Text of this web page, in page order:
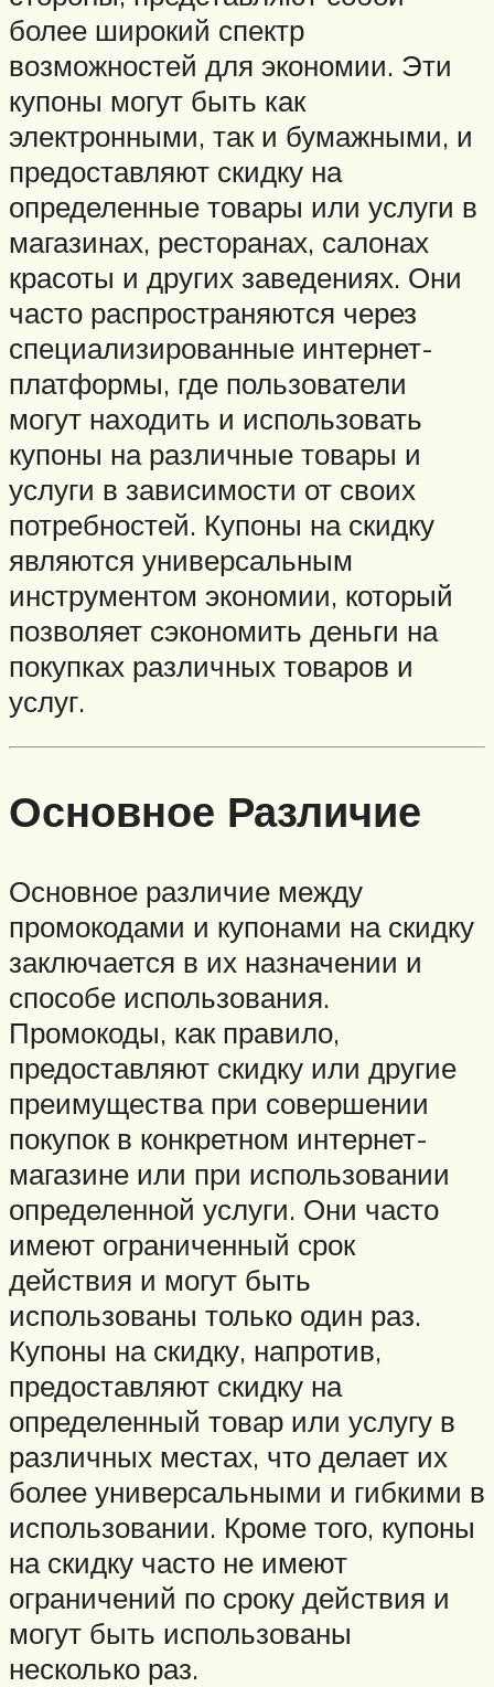
более широкий спектр
возможностей для экономии. Эти
купоны могут быть как
электронными, так и бумажными, и
предоставляют скидку на
определенные товары или услуги в
магазинах, ресторанах, салонах
красоты и других заведениях. Они
часто распространяются через
специализированные интернет-
платформы, где пользователи
могут находить и использовать
купоны на различные товары и
услуги в зависимости от своих
потребностей. Купоны на скидку
являются универсальным
инструментом экономии, который
позволяет сэкономить деньги на
покупках различных товаров и
услуг.
Основное Различие
Основное различие между
промокодами и купонами на скидку
заключается в их назначении и
способе использования.
Промокоды, как правило,
предоставляют скидку или другие
преимущества при совершении
покупок в конкретном интернет-
магазине или при использовании
определенной услуги. Они часто
имеют ограниченный срок
действия и могут быть
использованы только один раз.
Купоны на скидку, напротив,
предоставляют скидку на
определенный товар или услугу в
различных местах, что делает их
более универсальными и гибкими в
использовании. Кроме того, купоны
на скидку часто не имеют
ограничений по сроку действия и
могут быть использованы
несколько раз.